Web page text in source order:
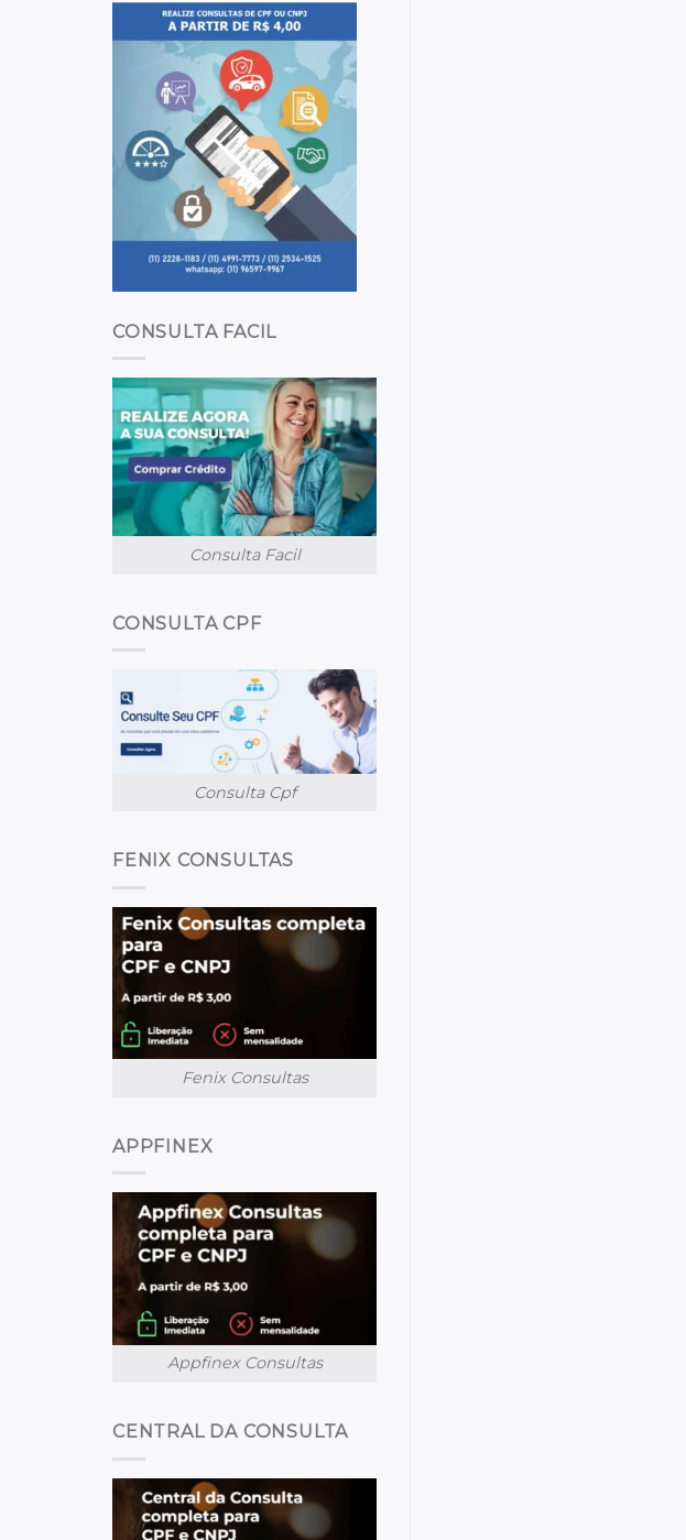
CONSULTA FACIL
Consulta Facil
CONSULTA CPF
Consulta Cpf
FENIX CONSULTAS
Fenix Consultas
APPFINEX
Appfinex Consultas
CENTRAL DA CONSULTA